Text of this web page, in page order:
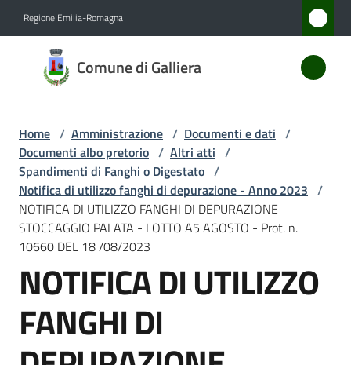
Regione Emilia-Romagna
Comune di Galliera
Comune
di
Amministrazione
Menu selezionato
Novità
Servizi
Vivere
Galliera
Home / Amministrazione / Documenti e dati /
Documenti albo pretorio / Altri atti /
Spandimenti di Fanghi o Digestato /
Notifica di utilizzo fanghi di depurazione - Anno 2023 /
NOTIFICA DI UTILIZZO FANGHI DI DEPURAZIONE
STOCCAGGIO PALATA - LOTTO A5 AGOSTO - Prot. n.
10660 DEL 18 /08/2023
NOTIFICA DI UTILIZZO
FANGHI DI